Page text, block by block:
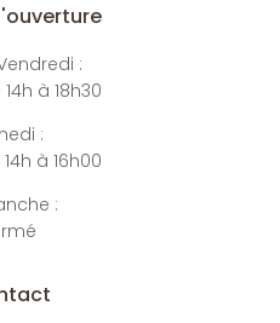
:
à 18h30
:
à 16h00
: